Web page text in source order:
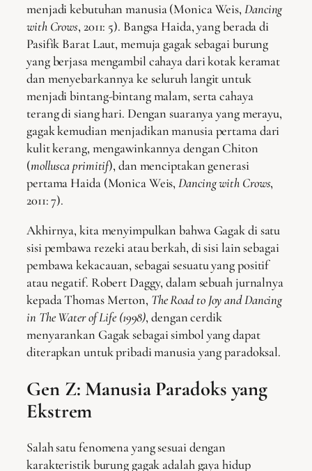
menjadi kebutuhan manusia (Monica Weis, Dancing
with Crows, 2011: 5). Bangsa Haida, yang berada di
Pasifik Barat Laut, memuja gagak sebagai burung
yang berjasa mengambil cahaya dari kotak keramat
dan menyebarkannya ke seluruh langit untuk
menjadi bintang-bintang malam, serta cahaya
terang di siang hari. Dengan suaranya yang merayu,
gagak kemudian menjadikan manusia pertama dari
kulit kerang, mengawinkannya dengan Chiton
(mollusca primitif), dan menciptakan generasi
pertama Haida (Monica Weis,Dancing with Crows,
2011: 7).
Akhirnya, kita menyimpulkan bahwa Gagak di satu
sisi pembawa rezeki atau berkah, di sisi lain sebagai
pembawa kekacauan, sebagai sesuatu yang positif
atau negatif. Robert Daggy, dalam sebuah jurnalnya
kepada Thomas Merton, The Road to Joy and Dancing
in The Water of Life (1998), dengan cerdik
menyarankan Gagak sebagai simbol yang dapat
diterapkan untuk pribadi manusia yang paradoksal.
Gen Z: Manusia Paradoks yang
Ekstrem
Salah satu fenomena yang sesuai dengan
karakteristik burung gagak adalah gaya hidup